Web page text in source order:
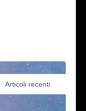
Articoli recenti